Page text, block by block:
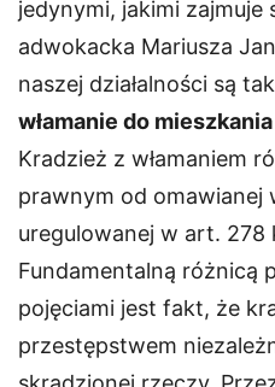
jedynymi, jakimi zajmuje
adwokacka Mariusza
naszej działalności są
włamanie do
Kradzież z włamaniem
prawnym od omawianej
uregulowanej w art. 278
Fundamentalną różnicą
pojęciami jest fakt, że
przestępstwem